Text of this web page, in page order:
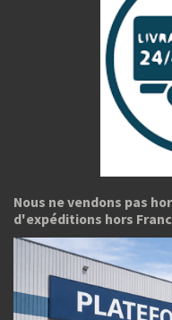
Nous ne vendons pas
d'expéditions hors